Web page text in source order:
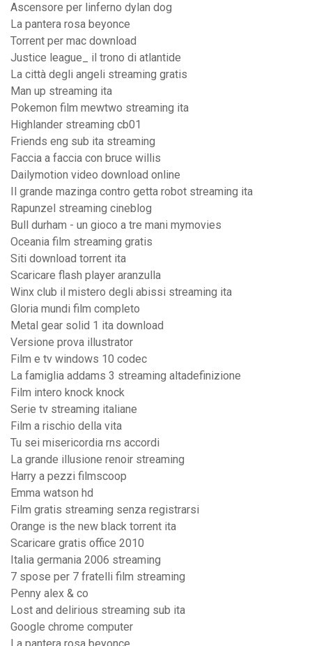
Ascensore per linferno dylan dog
La pantera rosa beyonce
Torrent per mac download
Justice league_ il trono di atlantide
La città degli angeli streaming gratis
Man up streaming ita
Pokemon film mewtwo streaming ita
Highlander streaming cb01
Friends eng sub ita streaming
Faccia a faccia con bruce willis
Dailymotion video download online
Il grande mazinga contro getta robot streaming ita
Rapunzel streaming cineblog
Bull durham - un gioco a tre mani mymovies
Oceania film streaming gratis
Siti download torrent ita
Scaricare flash player aranzulla
Winx club il mistero degli abissi streaming ita
Gloria mundi film completo
Metal gear solid 1 ita download
Versione prova illustrator
Film e tv windows 10 codec
La famiglia addams 3 streaming altadefinizione
Film intero knock knock
Serie tv streaming italiane
Film a rischio della vita
Tu sei misericordia rns accordi
La grande illusione renoir streaming
Harry a pezzi filmscoop
Emma watson hd
Film gratis streaming senza registrarsi
Orange is the new black torrent ita
Scaricare gratis office 2010
Italia germania 2006 streaming
7 spose per 7 fratelli film streaming
Penny alex & co
Lost and delirious streaming sub ita
Google chrome computer